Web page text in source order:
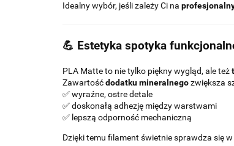
Idealny wybór, jeśli zależy Ci na
💪 Estetyka spotyka
PLA Matte to nie tylko piękny wygląd, ale też
Zawartośćdodatku mineralnegozwiększa
✅ wyraźne, ostre detale
✅ doskonałą adhezję między warstwami
✅ lepszą odporność mechaniczną
Dzięki temu filament świetnie sprawdza się